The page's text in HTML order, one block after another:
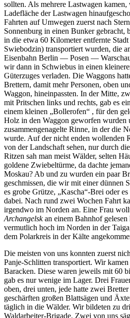
sollten. Als mehrere Lastwagen
Ladefläche der Lastwagen
Fahrten auf Umwegen zuerst nach
Sonnenburg in einen Bunker gebracht,
in die etwa 60 Kilometer entfernte
Swiebodzin) transportiert wurden, die
Eisenbahn Berlin — Posen —
wir dann in Schwiebus in einen
Güterzuges verladen. Die Waggons
Brettern, damit mehr Personen, oben
Waggon, hineinpassten. In der Mitte,
mit Pritschen links und rechts, gab es
einem kleinen
Bollerofen
, für den
Holz in den Waggon geworfen wurden
zusammengenagelte Rinne, in der die
wurde. Auf der nicht enden wollenden
von der Landschaft sehen, nur durch
Ritzen sah man meist Wälder, selten
goldene Zwiebeltürme, da dachte
Moskau? Ab und zu wurden ein paar
geschmissen, die wir mit einer dünnen
es grobe Grütze,
Kascha -Brei oder
dabei. Nach rund zwei Wochen Fahrt
irgendwo im Norden an. Eine Frau
Archangelskan einem Bahnhof
vermutlich hoch im Norden in der
dem Polarkreis in der Kälte
Die meisten von uns konnten zuerst
Panje-Schlitten transportiert. Wir
Baracken. Diese waren jeweils mit 60
gab es nur wenige im Lager. Drei
oben, drei unten, jede hatte zwei
geschärften großen Blattsägen und
täglich in die Wälder. Wir bildeten zu
Waldarbeiter-Brigade. Zwei von uns